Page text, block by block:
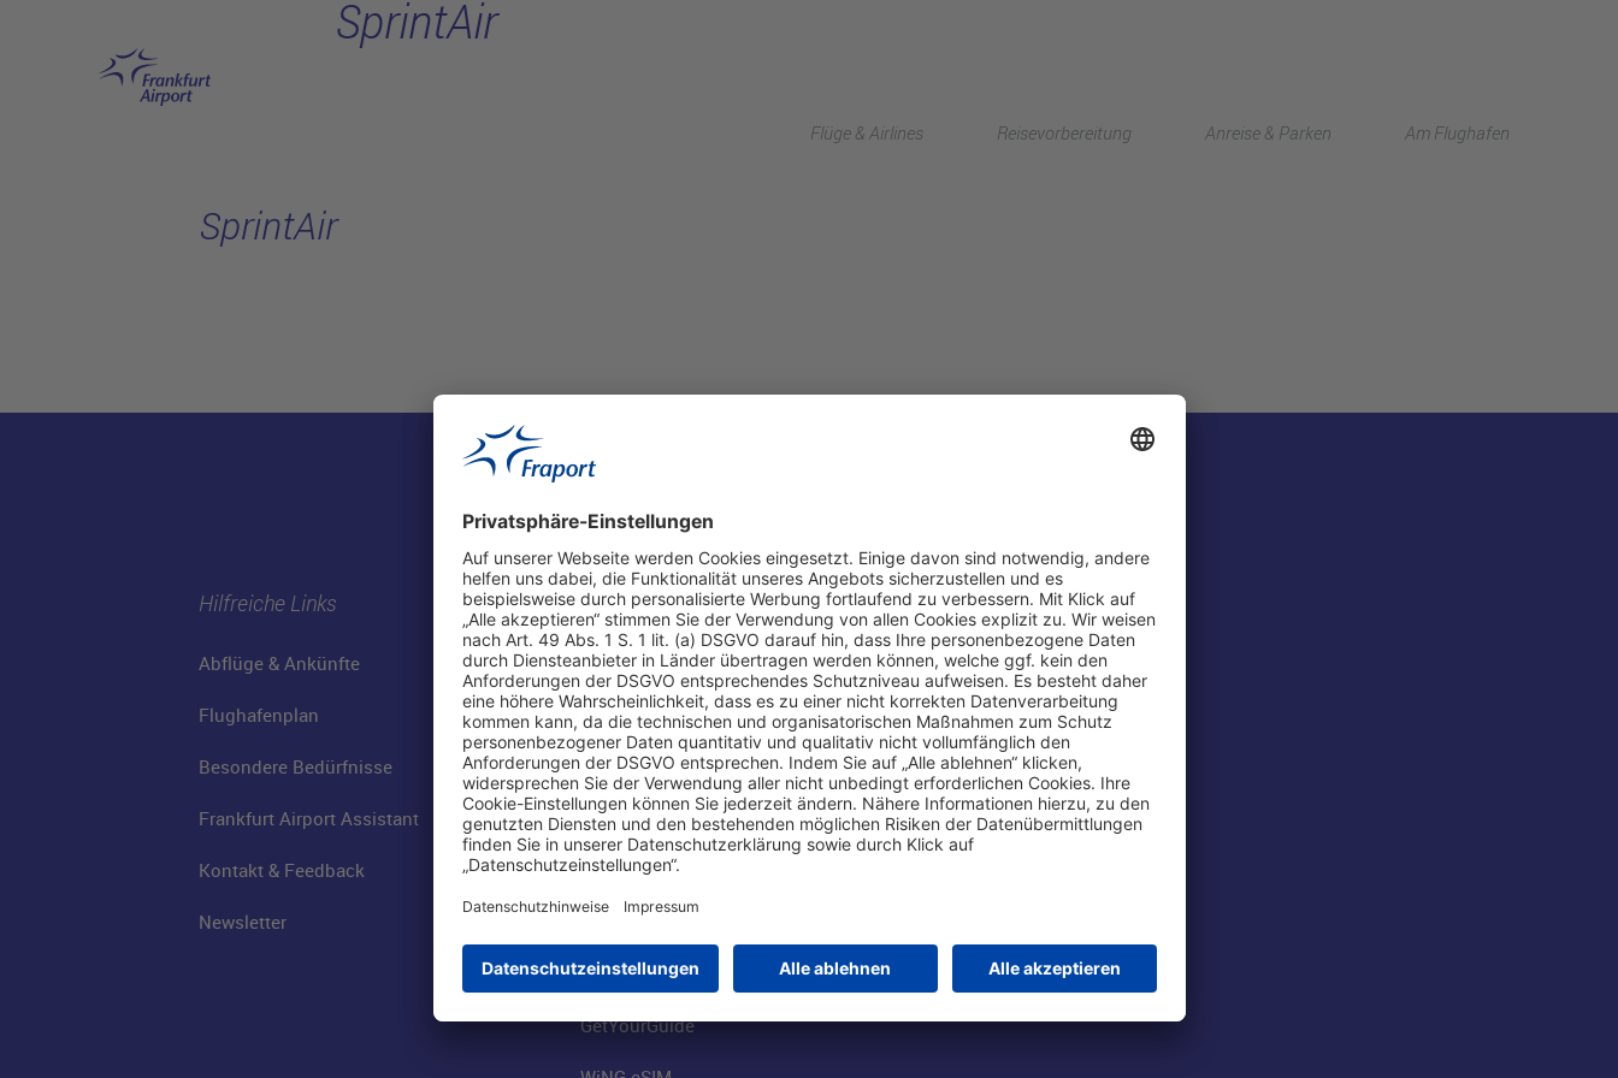
Flüge & Airlines Reisevorbereitung Anreise & Parken Am Flughafen
SprintAir
SprintAir
Hilfreiche Links
Abflüge & Ankünfte
Flughafenplan
Besondere Bedürfnisse
Frankfurt Airport Assistant
Kontakt & Feedback
Newsletter
Online einkaufen & buchen
Parkplätze
Online-Shop
Besucherservices
FRA SmartWay
Hotels am Standort
Mietwagen weltweit
Flüge buchen
GetYourGuide
Über uns
Fraport AG
Business am Airport
FRA Eventlocations
Jobs am Airport
Konzernstrategie